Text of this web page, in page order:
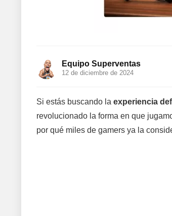
Equipo Superventas
12 de diciembre de 2024
Si estás buscando la experiencia
revolucionado la forma en que
por qué miles de gamers ya la